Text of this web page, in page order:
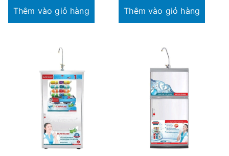
Thêm vào giỏ hàng Thêm vào giỏ hàng